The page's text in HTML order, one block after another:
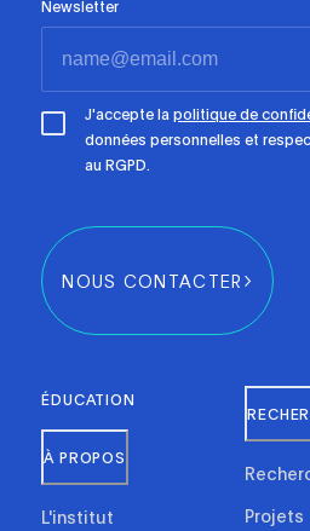
Newsletter
J'accepte lapolitique de
données personnelles et
au RGPD.
NOUS CONTACTER
ÉDUCATION
À PROPOS
L'institut
Projets